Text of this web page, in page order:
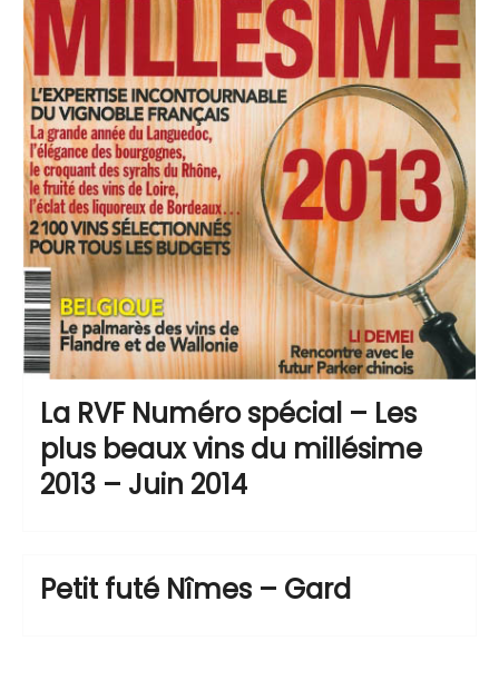
La RVF Numéro spécial – Les
plus beaux vins du millésime
2013 – Juin 2014
Petit futé Nîmes – Gard